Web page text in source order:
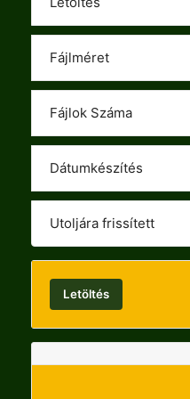
Fájlméret
Fájlok Száma
Dátumkészítés
Utoljára frissített
Letöltés